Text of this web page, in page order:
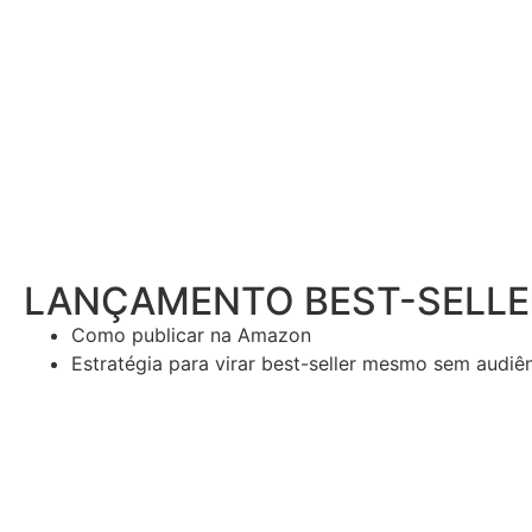
LANÇAMENTO BEST-
Como publicar na Amazon
Estratégia para virar best-seller mesmo sem